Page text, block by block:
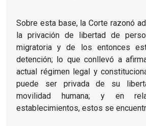
Sobre esta base, la Corte razonó
la privación de libertad de
migratoria y de los entonces
detención; lo que conllevó a
actual régimen legal y
puede ser privada de su
movilidad humana; y en
establecimientos, estos se